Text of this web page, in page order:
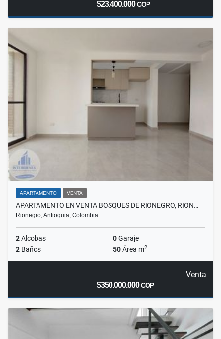
$23.400.000COP
APARTAMENTO VENTA
APARTAMENTO EN VENTA BOSQUES DE RIONEGRO, RION…
Rionegro, Antioquia, Colombia
2Alcobas 0Garaje
2 Baños 50Área m2
Venta
$350.000.000COP